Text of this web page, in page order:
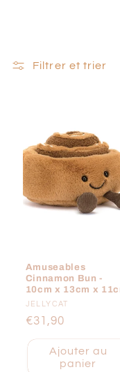
l
c
Filtrer et trier
Amuseables
Cinnamon Bun -
10cm x 13cm x
Fournisseur :
JELLYCAT
Prix
habituel
€31,90
Ajouter au
panier